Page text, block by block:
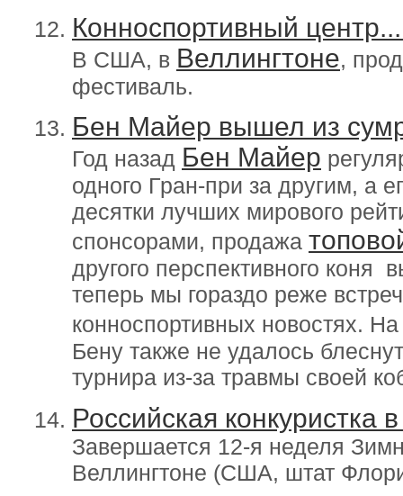
Конноспортивный
В США, в Веллингтоне,
фестиваль.
Бен Майер вышел из
Год назад Бен Майер
одного Гран-при за другим, а
десятки лучших мирового
спонсорами, продажа
другого перспективного коня
теперь мы гораздо реже
конноспортивных новостях.
Бену также не удалось
турнира из-за травмы своей
Российская
Завершается 12-я неделя
Веллингтоне (США, штат